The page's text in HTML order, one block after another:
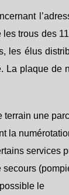
trous des
les élus
La plaque de
terrain une
la
services
secours
le